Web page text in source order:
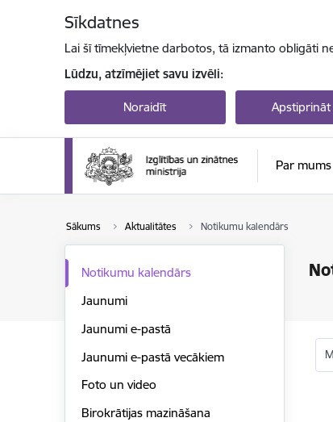
Sīkdatnes
Lai šī tīmekļvietne darbotos, tā izmanto obligāti
Lūdzu, atzīmējiet savu izvēli:
Noraidīt Apstiprināt
Par mums
Sākums Aktualitātes Notikumu kalendārs
Notikumu kalendārs
Jaunumi
Jaunumi e-pastā
Jaunumi e-pastā vecākiem
Foto un video
Birokrātijas mazināšana